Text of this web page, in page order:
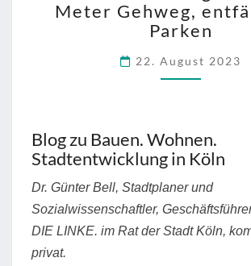
ALS
ZWEI
GEHWEG,
ENTFÄLLT
Meter Gehweg,
Parken
22. August 2023
Blog zu Bauen. Wohnen.
Stadtentwicklung in Köln
Dr. Günter Bell, Stadtplaner und
Sozialwissenschaftler,
DIE LINKE. im Rat der Stadt Köln,
privat.